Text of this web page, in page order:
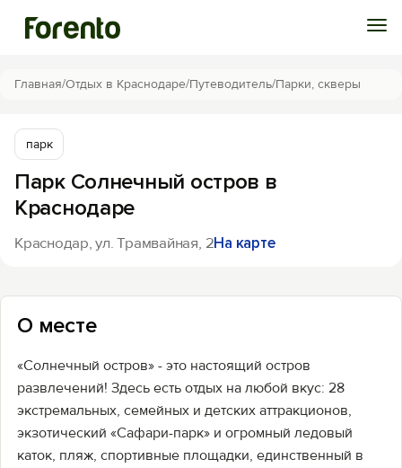
Войти
Избранное
История просмотра
Добавить свой объект
Главная/Отдых в Краснодаре/Путеводитель/Парки, скверы
парк
Парк Солнечный остров в
Краснодаре
Краснодар, ул. Трамвайная, 2На карте
О месте
«Солнечный остров» - это настоящий остров
развлечений! Здесь есть отдых на любой вкус: 28
экстремальных, семейных и детских аттракционов,
экзотический «Сафари-парк» и огромный ледовый
каток, пляж, спортивные площадки, единственный в